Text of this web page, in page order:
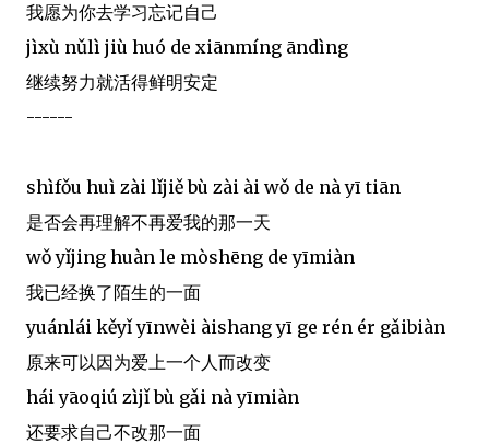
我愿为你去学习忘记自己
jìxù nǔlì jiù huó de xiānmíng āndìng
继续努力就活得鲜明安定
------
shìfǒu huì zài lǐjiě bù zài ài wǒ de nà yī tiān
是否会再理解不再爱我的那一天
wǒ yǐjing huàn le mòshēng de yīmiàn
我已经换了陌生的一面
yuánlái kěyǐ yīnwèi àishang yī ge rén ér gǎibiàn
原来可以因为爱上一个人而改变
hái yāoqiú zìjǐ bù gǎi nà yīmiàn
还要求自己不改那一面